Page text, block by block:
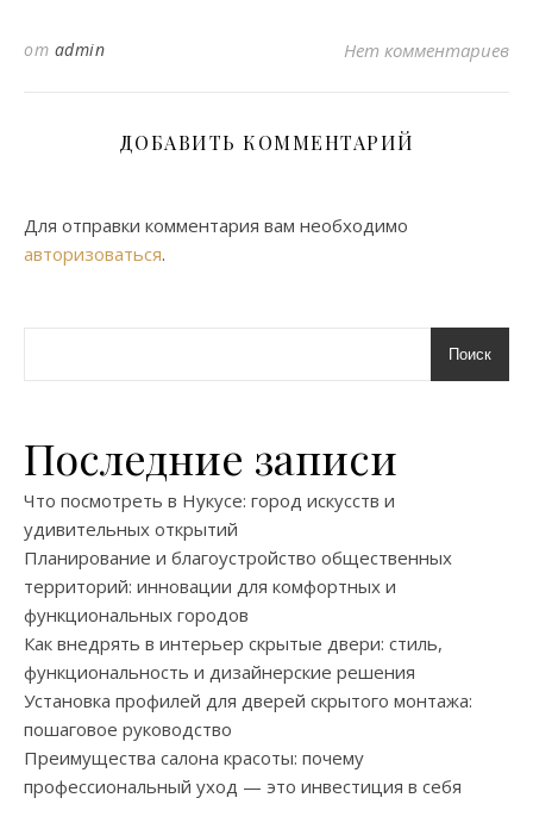
от admin Нет комментариев
ДОБАВИТЬ КОММЕНТАРИЙ
Для отправки комментария вам необходимо
авторизоваться.
Поиск
Последние записи
Что посмотреть в Нукусе: город искусств и
удивительных открытий
Планирование и благоустройство общественных
территорий: инновации для комфортных и
функциональных городов
Как внедрять в интерьер скрытые двери: стиль,
функциональность и дизайнерские решения
Установка профилей для дверей скрытого монтажа:
пошаговое руководство
Преимущества салона красоты: почему
профессиональный уход — это инвестиция в себя